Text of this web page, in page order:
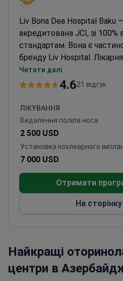
Liv Bona Dea Hospital Baku
акредитована JCI, зі 100%
стандартам. Вона є
бренду Liv Hospital. Лікарня
кардіохірургії, пластичній
трансплантології та
Має статус Центру
баріатричній хірургії
досвіду в колоректальній
Здобула численні
вибором пацієнтів у
Пропонує міжнародним
допомогу з прибуттям
Читати далі
4.621 відгук
ЛІКУВАННЯ
Видалення поліпа носа
2 500 USD
Установка кохлеарного
7 000 USD
Отримати
На сторінку
Найкращі
центри в